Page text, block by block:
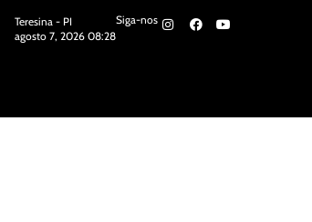
Teresina - PI
agosto 7, 2026 08:28
Siga-nos